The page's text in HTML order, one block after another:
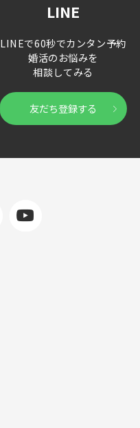
LINE
LINEで60秒でカンタン予約
婚活のお悩みを
相談してみる
友だち登録する